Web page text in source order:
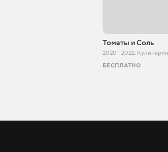
Томаты и Соль
2020 - 2022, Кулинария
БЕСПЛАТНО